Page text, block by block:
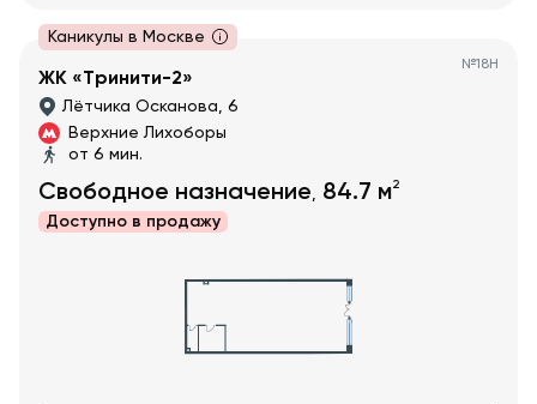
Каникулы в Москве
№18Н
ЖК «Тринити-2»
Лётчика Осканова, 6
Верхние Лихоборы
от 6 мин.
Свободное назначение, 84.7 м2
Доступно в продажу